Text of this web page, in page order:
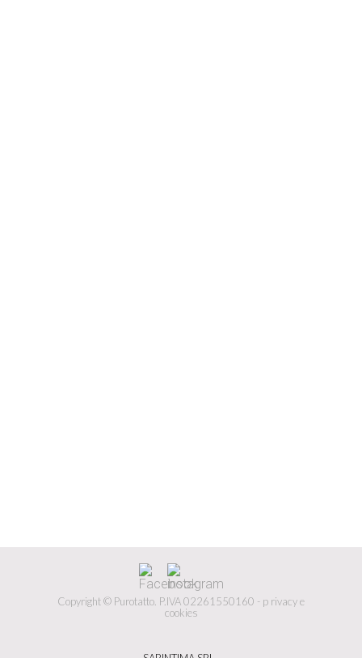
Copyright © Purotatto. P.IVA 02261550160 - p rivacy e
cookies